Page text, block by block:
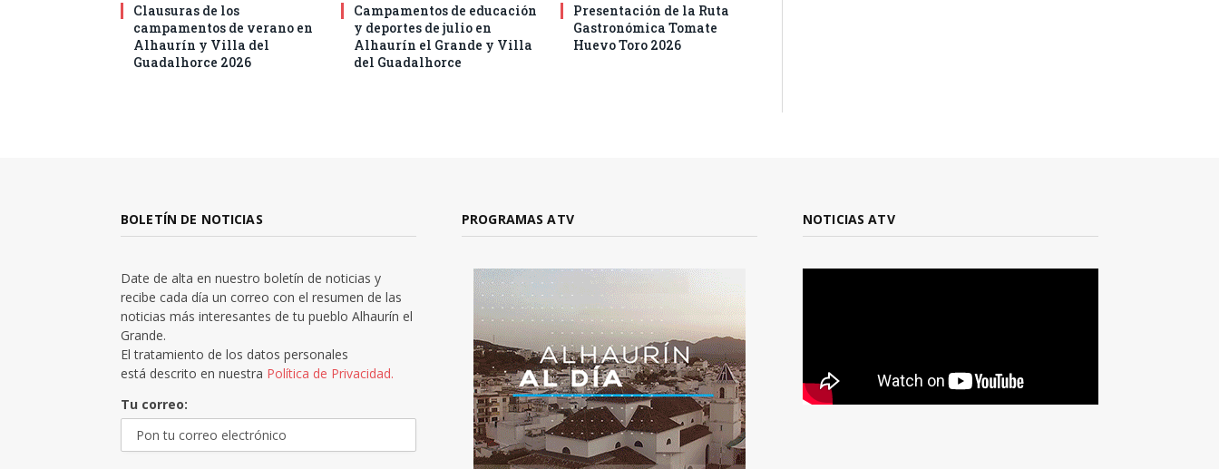
Clausuras de los
campamentos de verano en
Alhaurín y Villa del
Guadalhorce 2026
Campamentos de educación
y deportes de julio en
Alhaurín el Grande y Villa
del Guadalhorce
Presentación de la Ruta
Gastronómica Tomate
Huevo Toro 2026
BOLETÍN DE NOTICIAS
Date de alta en nuestro boletín de noticias y
recibe cada día un correo con el resumen de las
noticias más interesantes de tu pueblo Alhaurín el
Grande.
El tratamiento de los datos personales
está descrito en nuestra Política de Privacidad.
Tu correo:
PROGRAMAS ATV NOTICIAS ATV